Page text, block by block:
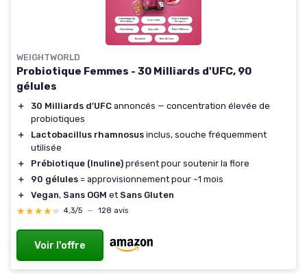
WEIGHTWORLD
Probiotique Femmes - 30 Milliards d'UFC, 90
gélules
＋ 30 Milliards d'UFC annoncés — concentration élevée de
probiotiques
＋
Lactobacillus rhamnosus inclus, souche fréquemment
utilisée
＋
Prébiotique (Inuline) présent pour soutenir la flore
＋
90 gélules = approvisionnement pour ~1 mois
＋
Vegan, Sans OGM et Sans Gluten
★★★★★
★★★★★ 4,3/5 — 128 avis
Voir l'offre